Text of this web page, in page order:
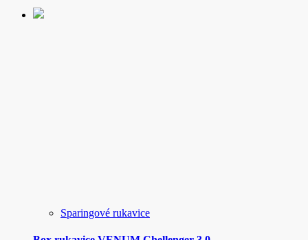
Sparingové rukavice